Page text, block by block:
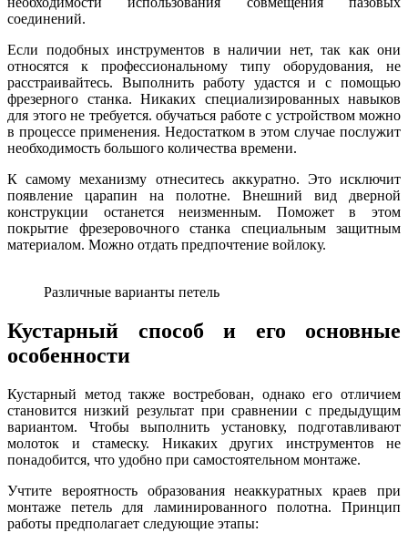
соединений.
Если подобных инструментов в наличии нет, так как они
относятся к профессиональному типу оборудования, не
расстраивайтесь. Выполнить работу удастся и с помощью
фрезерного станка. Никаких специализированных навыков
для этого не требуется. обучаться работе с устройством можно
в процессе применения. Недостатком в этом случае послужит
необходимость большого количества времени.
К самому механизму отнеситесь аккуратно. Это исключит
появление царапин на полотне. Внешний вид дверной
конструкции останется неизменным. Поможет в этом
покрытие фрезеровочного станка специальным защитным
материалом. Можно отдать предпочтение войлоку.
Различные варианты петель
Кустарный способ и его основные
особенности
Кустарный метод также востребован, однако его отличием
становится низкий результат при сравнении с предыдущим
вариантом. Чтобы выполнить установку, подготавливают
молоток и стамеску. Никаких других инструментов не
понадобится, что удобно при самостоятельном монтаже.
Учтите вероятность образования неаккуратных краев при
монтаже петель для ламинированного полотна. Принцип
работы предполагает следующие этапы: